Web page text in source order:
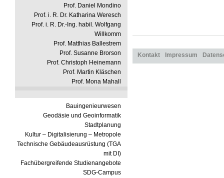
Prof. Daniel Mondino
Prof. i. R. Dr. Katharina Weresch
Prof. i. R. Dr.-Ing. habil. Wolfgang
Willkomm
Prof. Matthias Ballestrem
Prof. Susanne Brorson
Prof. Christoph Heinemann
Prof. Martin Kläschen
Prof. Mona Mahall
Bauingenieurwesen
Geodäsie und Geoinformatik
Stadtplanung
Kultur – Digitalisierung – Metropole
Technische Gebäudeausrüstung (TGA
mit DI)
Fachübergreifende Studienangebote
SDG-Campus
Kontakt Impressum